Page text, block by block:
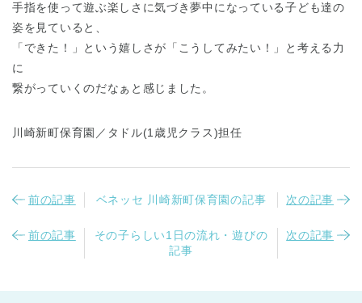
手指を使って遊ぶ楽しさに気づき夢中になっている子ども達の
姿を見ていると、
「できた！」という嬉しさが「こうしてみたい！」と考える力
に
繋がっていくのだなぁと感じました。
川崎新町保育園／タドル(1歳児クラス)担任
前の記事 ベネッセ 川崎新町保育園の記事 次の記事
前の記事
その子らしい1日の流れ・遊びの
記事
次の記事